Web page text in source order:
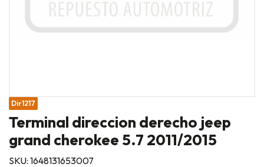
Dir1217
Terminal direccion derecho jeep
grand cherokee 5.7 2011/2015
SKU: 1648131653007